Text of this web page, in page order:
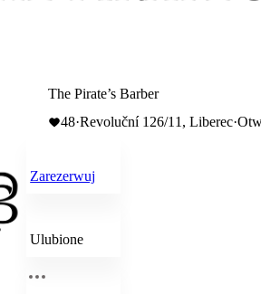
The Pirate’s Barber
48·Revoluční 126/11, Liberec·
Zarezerwuj
Ulubione